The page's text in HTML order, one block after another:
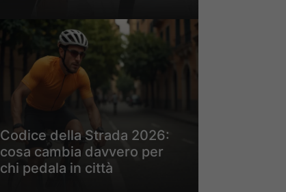
Codice della Strada 2026:
cosa cambia davvero per
chi pedala in città